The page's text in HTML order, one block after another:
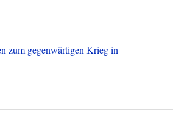
zum gegenwärtigen Krieg in